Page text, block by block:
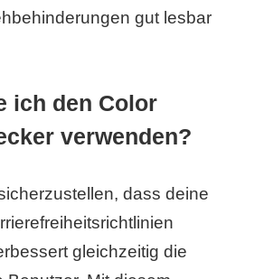
gut lesbar
ich den Color
verwenden?
dass deine
gleichzeitig die